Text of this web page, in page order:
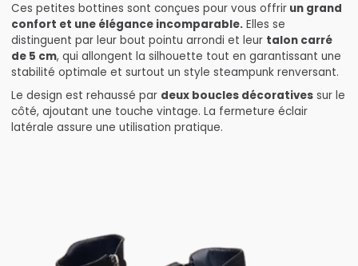
Ces petites bottines sont conçues pour vous offrirun grand
confort et une élégance incomparable.Elles se
distinguent par leur bout pointu arrondi et leur talon carré
de 5 cm, qui allongent la silhouette tout en garantissant une
stabilité optimale et surtout un style steampunk renversant.
Le design est rehaussé par deux boucles décorativessur le
côté, ajoutant une touche vintage. La fermeture éclair
latérale assure une utilisation pratique.